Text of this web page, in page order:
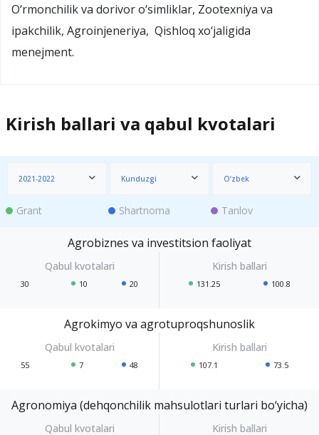
O‘rmonchilik va dorivor o‘simliklar, Zootexniya va
ipakchilik, Agroinjeneriya, Qishloq xo‘jaligida
menejment.
Kirish ballari va qabul kvotalari
2021-2022 Kunduzgi O‘zbek
Grant Shartnoma Tanlov
Agrobiznes va investitsion faoliyat
30 10 20 131.25 100.8
Agrokimyo va agrotuproqshunoslik
55 7 48 107.1 73.5
Agronomiya (dehqonchilik mahsulotlari turlari bo‘yicha)